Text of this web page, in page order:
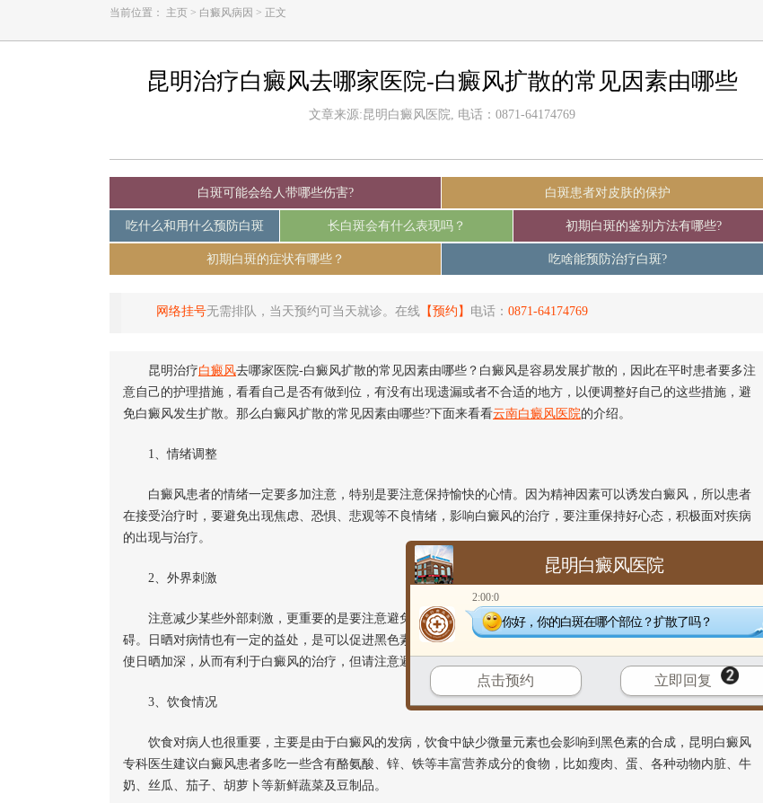
当前位置： 主页 > 白癜风病因 > 正文
昆明治疗白癜风去哪家医院-白癜风扩散的常见因素由哪些
文章来源:昆明白癜风医院, 电话：0871-64174769
白斑可能会给人带哪些伤害? 白斑患者对皮肤的保护
吃什么和用什么预防白斑 长白斑会有什么表现吗？ 初期白斑的鉴别方法有哪些?
初期白斑的症状有哪些？ 吃啥能预防治疗白斑?
网络挂号无需排队，当天预约可当天就诊。在线 【预约】 电话： 0871-64174769
昆明治疗白癜风去哪家医院-白癜风扩散的常见因素由哪些？白癜风是容易发展扩散的，因此在平时患者要多注
意自己的护理措施，看看自己是否有做到位，有没有出现遗漏或者不合适的地方，以便调整好自己的这些措施，避
免白癜风发生扩散。那么白癜风扩散的常见因素由哪些?下面来看看云南白癜风医院的介绍。
1、情绪调整
白癜风患者的情绪一定要多加注意，特别是要注意保持愉快的心情。因为精神因素可以诱发白癜风，所以患者
在接受治疗时，要避免出现焦虑、恐惧、悲观等不良情绪，影响白癜风的治疗，要注重保持好心态，积极面对疾病
的出现与治疗。
2、外界刺激
注意减少某些外部刺激，更重要的是要注意避免过度照射，因为白癜风会导致局部皮肤和毛囊内黑色素合成障
碍。日晒对病情也有一定的益处，是可以促进黑色素代谢，所以患者可适当晒太阳，可使黑色素细胞向皮层转移，
使日晒加深，从而有利于白癜风的治疗，但请注意避免暴晒或长时间待在阳光下。
3、饮食情况
饮食对病人也很重要，主要是由于白癜风的发病，饮食中缺少微量元素也会影响到黑色素的合成，昆明白癜风
专科医生建议白癜风患者多吃一些含有酪氨酸、锌、铁等丰富营养成分的食物，比如瘦肉、蛋、各种动物内脏、牛
奶、丝瓜、茄子、胡萝卜等新鲜蔬菜及豆制品。
昆明白癜风医院
2:00:0
你好，你的白斑在哪个部位？扩散了吗？
点击预约 立即回复